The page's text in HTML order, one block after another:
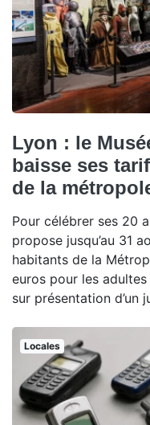
Lyon : le
baisse ses
de la
Pour célébrer ses 20
propose jusqu’au 31
habitants de la
euros pour les
sur présentation d’un
Locales